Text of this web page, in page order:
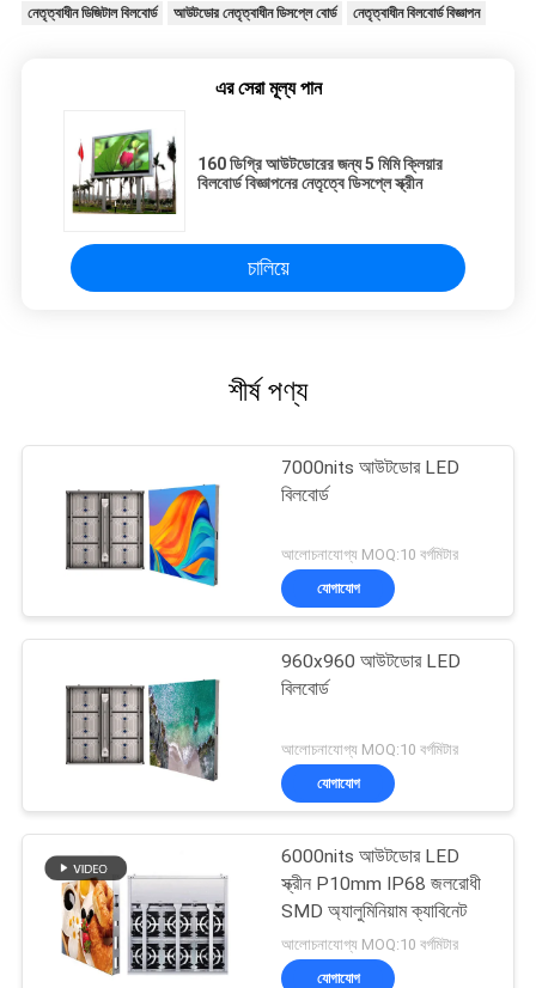
নেতৃত্বাধীন ডিজিটাল বিলবোর্ড আউটডোর নেতৃত্বাধীন ডিসপ্লে বোর্ড নেতৃত্বাধীন বিলবোর্ড বিজ্ঞাপন
এর সেরা মূল্য পান
160 ডিগ্রি আউটডোরের জন্য 5 মিমি ক্লিয়ার
বিলবোর্ড বিজ্ঞাপনের নেতৃত্বে ডিসপ্লে স্ক্রীন
চালিয়ে
শীর্ষ পণ্য
7000nits আউটডোর LED
বিলবোর্ড
আলোচনাযোগ্য MOQ:10 বর্গমিটার
যোগাযোগ
960x960 আউটডোর LED
বিলবোর্ড
আলোচনাযোগ্য MOQ:10 বর্গমিটার
যোগাযোগ
6000nits আউটডোর LED
স্ক্রীন P10mm IP68 জলরোধী
SMD অ্যালুমিনিয়াম ক্যাবিনেট
আলোচনাযোগ্য MOQ:10 বর্গমিটার
যোগাযোগ